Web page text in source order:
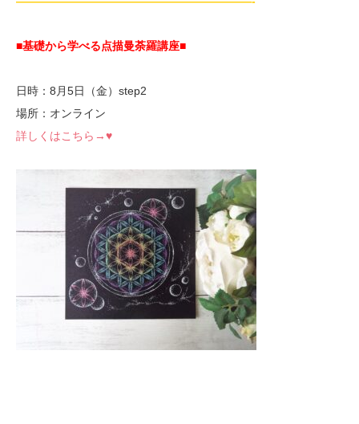
■基礎から学べる点描曼荼羅講座■
日時：8月5日（金）step2
場所：オンライン
詳しくはこちら→♥